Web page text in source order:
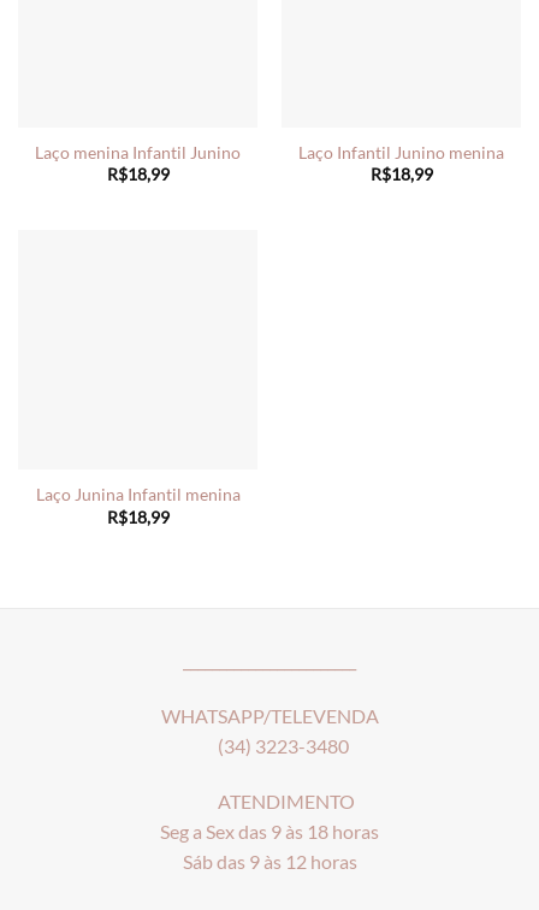
Laço menina Infantil Junino
R$18,99
Laço Infantil Junino menina
R$18,99
Laço Junina Infantil menina
R$18,99
WHATSAPP/TELEVENDA
(34) 3223-3480
ATENDIMENTO
Seg a Sex das 9 às 18 horas
Sáb das 9 às 12 horas